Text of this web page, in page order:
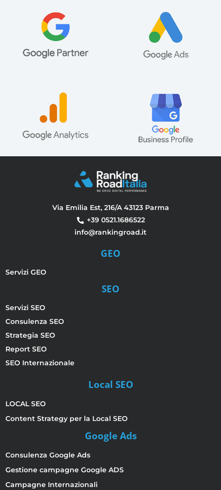
Via Emilia Est, 216/A 43123 Parma
+39 0521.1686522
info@rankingroad.it
GEO
Servizi GEO
SEO
Servizi SEO
Consulenza SEO
Strategia SEO
Report SEO
SEO Internazionale
Local SEO
LOCAL SEO
Content Strategy per la Local SEO
Google Ads
Consulenza Google Ads
Gestione campagne Google ADS
Campagne Internazionali